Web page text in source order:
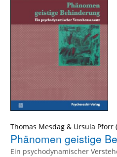
Thomas Mesdag & Ursula Pforr
Phänomen geistige
Ein psychodynamischer